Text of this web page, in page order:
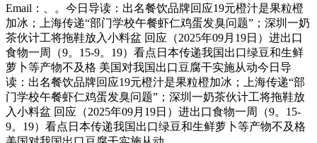
Email：、。今日导读：出名餐饮品牌回应19元橙汁是果粒橙
加冰；上海传递“部门学校午餐虾仁鸡蛋发臭问题”；深圳一奶
茶伙计工将拖鞋放入小料盆 回应（2025年09月19日）进出口
食物一周（9。15-9。19）看点日本传递我国出口绿豆和生鲜
萝卜等产物不及格 美国对我国出口豆腐干实施从动今日导
读：出名餐饮品牌回应19元橙汁是果粒橙加冰；上海传递“部
门学校午餐虾仁鸡蛋发臭问题”；深圳一奶茶伙计工将拖鞋放
入小料盆 回应（2025年09月19日）进出口食物一周（9。15-
9。19）看点日本传递我国出口绿豆和生鲜萝卜等产物不及格